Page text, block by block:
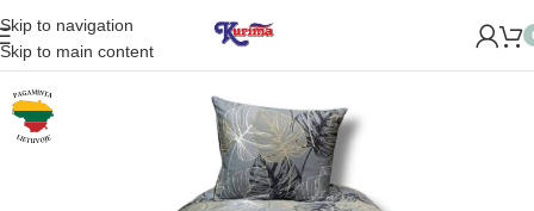
Skip to navigation
Skip to main content
NAUJĄ PARDUOTUVĘ ŽVĖRYNE (SĖLIŲ G. 29 VILNIUJE)!